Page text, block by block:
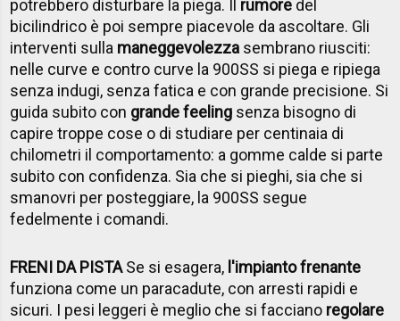
potrebbero disturbare la piega. Il rumore del
bicilindrico è poi sempre piacevole da ascoltare. Gli
interventi sulla maneggevolezza sembrano riusciti:
nelle curve e contro curve la 900SS si piega e ripiega
senza indugi, senza fatica e con grande precisione. Si
guida subito con grande feeling senza bisogno di
capire troppe cose o di studiare per centinaia di
chilometri il comportamento: a gomme calde si parte
subito con confidenza. Sia che si pieghi, sia che si
smanovri per posteggiare, la 900SS segue
fedelmente i comandi.
FRENI DA PISTASe si esagera, l'impianto frenante
funziona come un paracadute, con arresti rapidi e
sicuri. I pesi leggeri è meglio che si facciano regolare